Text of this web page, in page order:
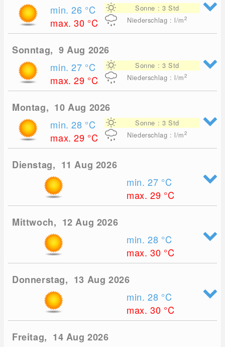
min. 26 °C
max. 30 °C
Sonne : 3 Std
Niederschlag : l/m2
Sonntag, 9 Aug 2026
min. 27 °C
max. 29 °C
Sonne : 3 Std
Niederschlag : l/m2
Montag, 10 Aug 2026
min. 28 °C
max. 29 °C
Sonne : 3 Std
Niederschlag : l/m2
Dienstag, 11 Aug 2026
min. 27 °C
max. 29 °C
Mittwoch, 12 Aug 2026
min. 28 °C
max. 30 °C
Donnerstag, 13 Aug 2026
min. 28 °C
max. 30 °C
Freitag, 14 Aug 2026